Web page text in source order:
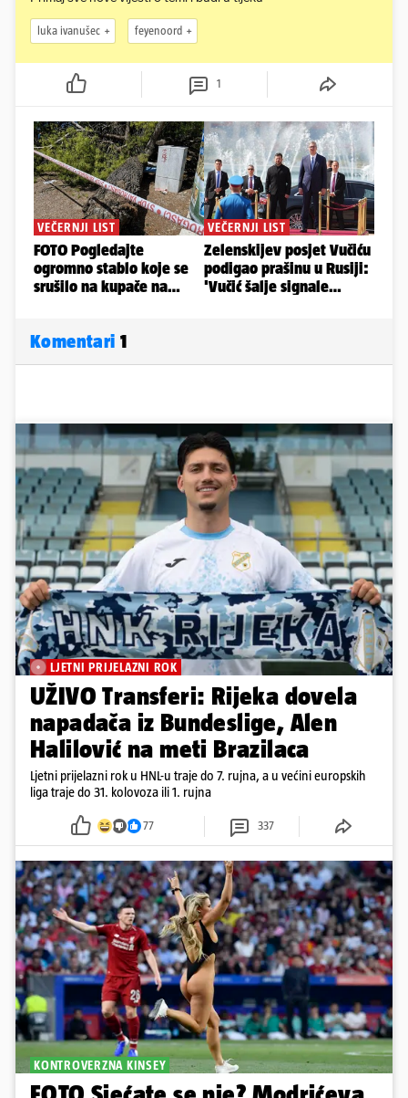
luka ivanušec feyenoord
1
Komentari 1
LJETNI PRIJELAZNI ROK
UŽIVO Transferi: Rijeka dovela
napadača iz Bundeslige, Alen
Halilović na meti Brazilaca
Ljetni prijelazni rok u HNL-u traje do 7. rujna, a u većini europskih
liga traje do 31. kolovoza ili 1. rujna
77 337
KONTROVERZNA KINSEY